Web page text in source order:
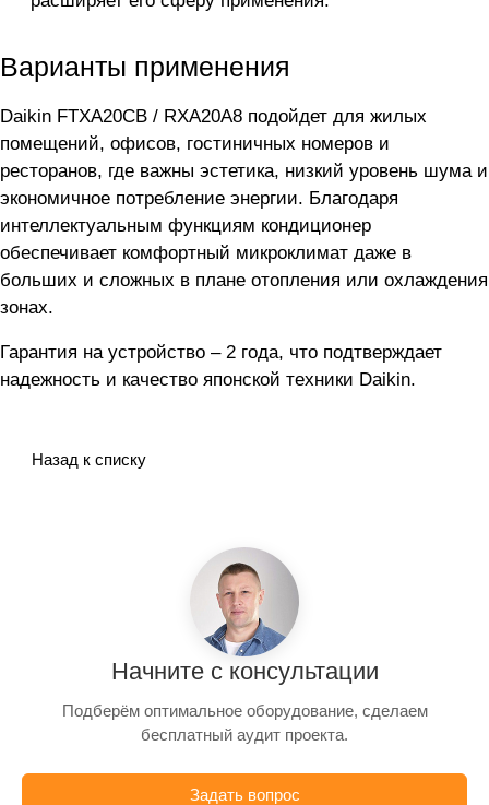
Варианты применения
Daikin FTXA20CB / RXA20A8 подойдет для жилых
помещений, офисов, гостиничных номеров и
ресторанов, где важны эстетика, низкий уровень шума и
экономичное потребление энергии. Благодаря
интеллектуальным функциям кондиционер
обеспечивает комфортный микроклимат даже в
больших и сложных в плане отопления или охлаждения
зонах.
Гарантия на устройство – 2 года, что подтверждает
надежность и качество японской техники Daikin.
Назад к списку
Начните с консультации
Подберём оптимальное оборудование, сделаем
бесплатный аудит проекта.
Задать вопрос